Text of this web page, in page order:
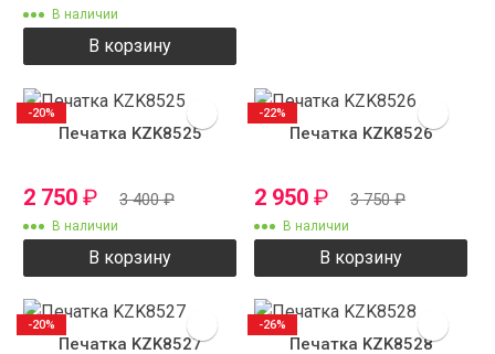
В наличии
В корзину
Печатка KZK8525
2 750 ₽ 3 400₽
В наличии
В корзину
-20%
Печатка KZK8526
2 950 ₽ 3 750₽
В наличии
В корзину
-22%
Печатка KZK8527
-20%
Печатка KZK8528
-26%